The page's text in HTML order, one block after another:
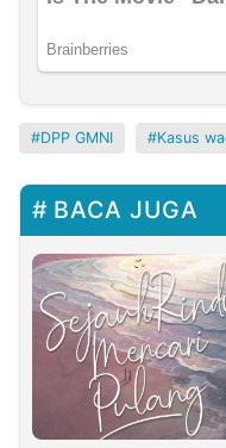
DPP GMNI Kasus
BACA JUGA